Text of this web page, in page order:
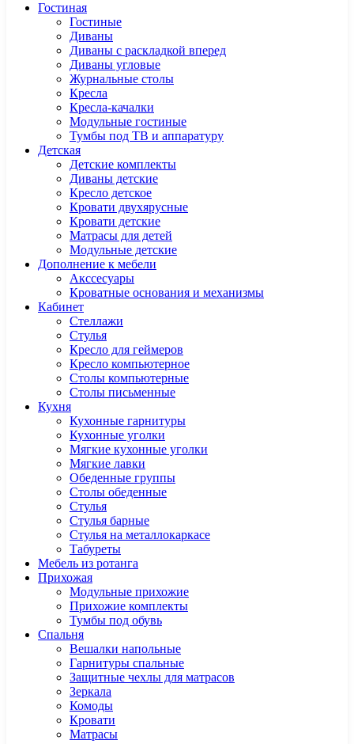
Гостиная
Гостиные
Диваны
Диваны с раскладкой вперед
Диваны угловые
Журнальные столы
Кресла
Кресла-качалки
Модульные гостиные
Тумбы под ТВ и аппаратуру
Детская
Детские комплекты
Диваны детские
Кресло детское
Кровати двухярусные
Кровати детские
Матрасы для детей
Модульные детские
Дополнение к мебели
Акссесуары
Кроватные основания и механизмы
Кабинет
Cтеллажи
Cтулья
Кресло для геймеров
Кресло компьютерное
Столы компьютерные
Столы письменные
Кухня
Кухонные гарнитуры
Кухонные уголки
Мягкие кухонные уголки
Мягкие лавки
Обеденные группы
Столы обеденные
Стулья
Стулья барные
Стулья на металлокаркасе
Табуреты
Мебель из ротанга
Прихожая
Модульные прихожие
Прихожие комплекты
Тумбы под обувь
Спальня
Вешалки напольные
Гарнитуры спальные
Защитные чехлы для матрасов
Зеркала
Комоды
Кровати
Матрасы